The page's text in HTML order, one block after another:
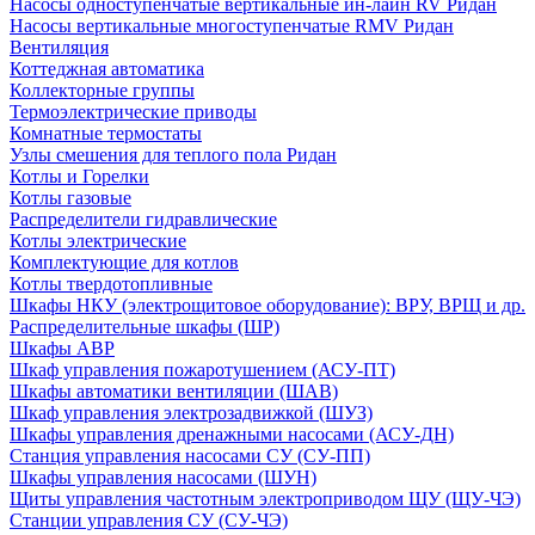
Насосы одноступенчатые вертикальные ин-лайн RV Ридан
Насосы вертикальные многоступенчатые RMV Ридан
Вентиляция
Коттеджная автоматика
Коллекторные группы
Термоэлектрические приводы
Комнатные термостаты
Узлы смешения для теплого пола Ридан
Котлы и Горелки
Котлы газовые
Распределители гидравлические
Котлы электрические
Комплектующие для котлов
Котлы твердотопливные
Шкафы НКУ (электрощитовое оборудование): ВРУ, ВРЩ и др.
Распределительные шкафы (ШР)
Шкафы АВР
Шкаф управления пожаротушением (АСУ-ПТ)
Шкафы автоматики вентиляции (ШАВ)
Шкаф управления электрозадвижкой (ШУЗ)
Шкафы управления дренажными насосами (АСУ-ДН)
Станция управления насосами СУ (СУ-ПП)
Шкафы управления насосами (ШУН)
Щиты управления частотным электроприводом ЩУ (ЩУ-ЧЭ)
Станции управления СУ (СУ-ЧЭ)